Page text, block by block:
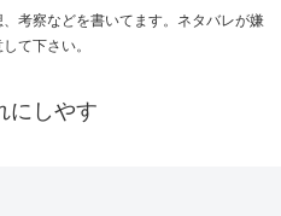
考察などを書いてます。ネタバレが嫌
て下さい。
にしやす